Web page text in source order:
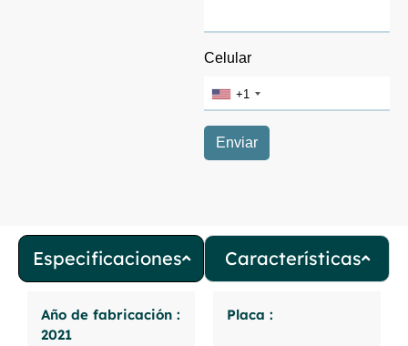
Especificaciones
Año de fabricación :
2021
Características
Placa :